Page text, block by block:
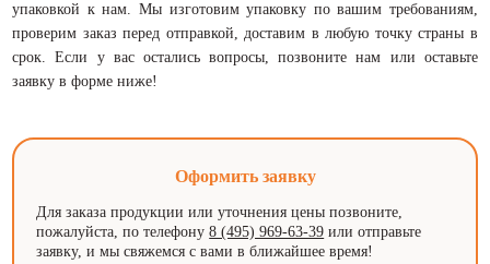
упаковкой к нам. Мы изготовим упаковку по вашим требованиям,
проверим заказ перед отправкой, доставим в любую точку страны в
срок. Если у вас остались вопросы, позвоните нам или оставьте
заявку в форме ниже!
Оформить заявку
Для заказа продукции или уточнения цены позвоните,
пожалуйста, по телефону8 (495) 969-63-39 или отправьте
заявку, и мы свяжемся с вами в ближайшее время!